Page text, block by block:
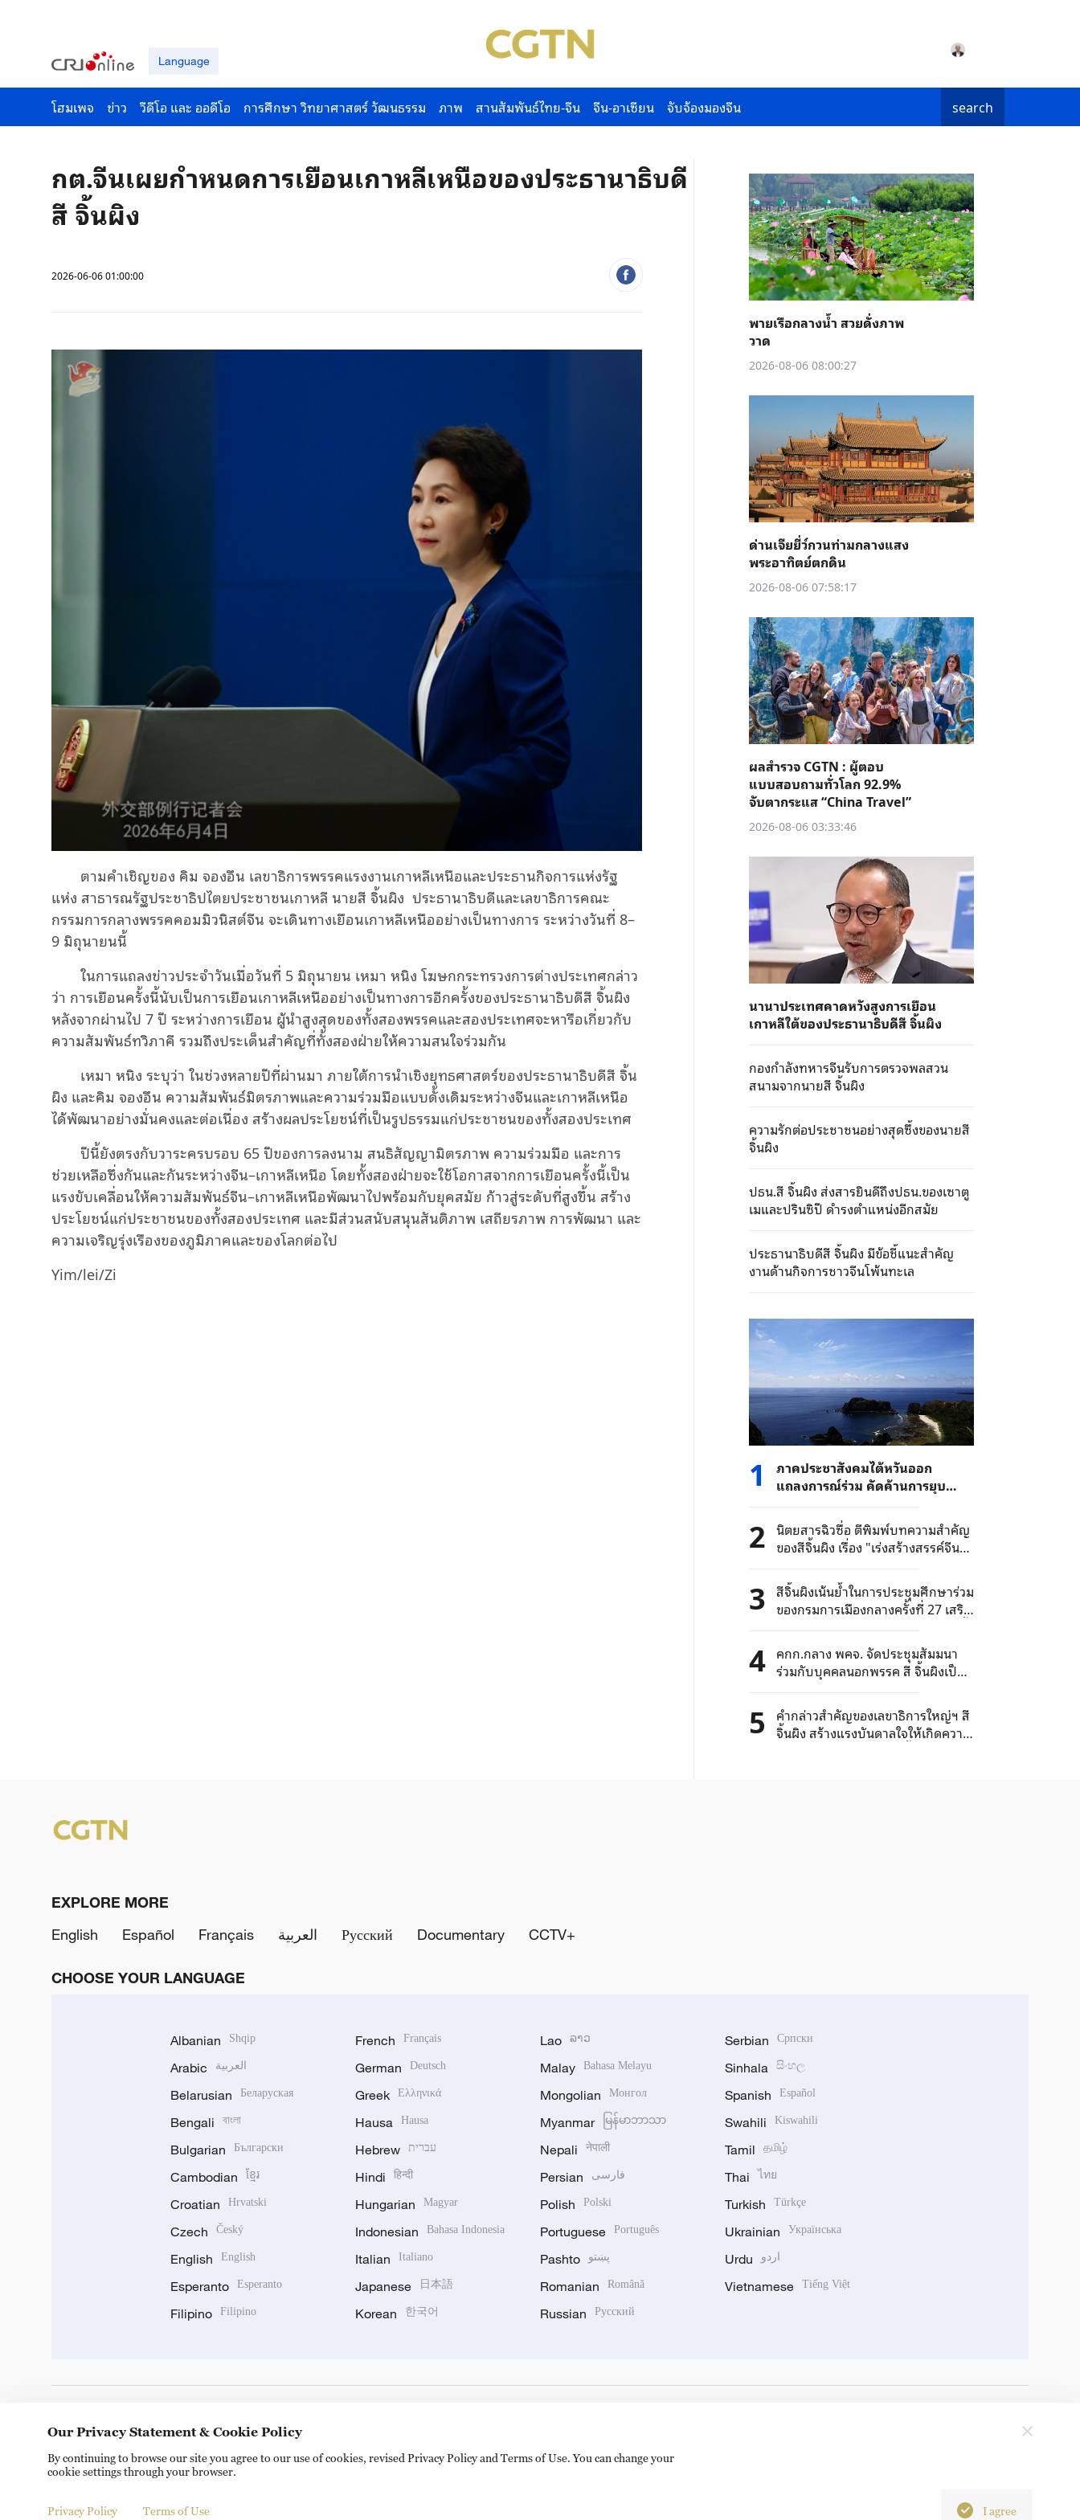
Language
โฮมเพจ ข่าว วีดีโอ และ ออดีโอ การศึกษา วิทยาศาสตร์ วัฒนธรรม ภาพ สานสัมพันธ์ไทย-จีน จีน-อาเซียน จับจ้องมองจีน search
กต.จีนเผยกำหนดการเยือนเกาหลีเหนือของประธานาธิบดี
สี จิ้นผิง
2026-06-06 01:00:00
ตามคำเชิญของ คิม จองอึน เลขาธิการพรรคแรงงานเกาหลีเหนือและประธานกิจการแห่งรัฐ
แห่ง สาธารณรัฐประชาธิปไตยประชาชนเกาหลี นายสี จิ้นผิง ประธานาธิบดีและเลขาธิการคณะ
กรรมการกลางพรรคคอมมิวนิสต์จีน จะเดินทางเยือนเกาหลีเหนืออย่างเป็นทางการ ระหว่างวันที่ 8–
9 มิถุนายนนี้
ในการแถลงข่าวประจำวันเมื่อวันที่ 5 มิถุนายน เหมา หนิง โฆษกกระทรวงการต่างประเทศกล่าว
ว่า การเยือนครั้งนี้นับเป็นการเยือนเกาหลีเหนืออย่างเป็นทางการอีกครั้งของประธานาธิบดีสี จิ้นผิง
หลังจากผ่านไป 7 ปี ระหว่างการเยือน ผู้นำสูงสุดของทั้งสองพรรคและสองประเทศจะหารือเกี่ยวกับ
ความสัมพันธ์ทวิภาคี รวมถึงประเด็นสำคัญที่ทั้งสองฝ่ายให้ความสนใจร่วมกัน
เหมา หนิง ระบุว่า ในช่วงหลายปีที่ผ่านมา ภายใต้การนำเชิงยุทธศาสตร์ของประธานาธิบดีสี จิ้น
ผิง และคิม จองอึน ความสัมพันธ์มิตรภาพและความร่วมมือแบบดั้งเดิมระหว่างจีนและเกาหลีเหนือ
ได้พัฒนาอย่างมั่นคงและต่อเนื่อง สร้างผลประโยชน์ที่เป็นรูปธรรมแก่ประชาชนของทั้งสองประเทศ
ปีนี้ยังตรงกับวาระครบรอบ 65 ปีของการลงนาม สนธิสัญญามิตรภาพ ความร่วมมือ และการ
ช่วยเหลือซึ่งกันและกันระหว่างจีน–เกาหลีเหนือ โดยทั้งสองฝ่ายจะใช้โอกาสจากการเยือนครั้งนี้เป็น
แรงขับเคลื่อนให้ความสัมพันธ์จีน–เกาหลีเหนือพัฒนาไปพร้อมกับยุคสมัย ก้าวสู่ระดับที่สูงขึ้น สร้าง
ประโยชน์แก่ประชาชนของทั้งสองประเทศ และมีส่วนสนับสนุนสันติภาพ เสถียรภาพ การพัฒนา และ
ความเจริญรุ่งเรืองของภูมิภาคและของโลกต่อไป
Yim/lei/Zi
พายเรือกลางน้ำ สวยดั่งภาพ
วาด
2026-08-06 08:00:27
ด่านเจียยี่ว์กวนท่ามกลางแสง
พระอาทิตย์ตกดิน
2026-08-06 07:58:17
ผลสำรวจ CGTN : ผู้ตอบ
แบบสอบถามทั่วโลก 92.9%
จับตากระแส “China Travel”
2026-08-06 03:33:46
นานาประเทศคาดหวังสูงการเยือน
เกาหลีใต้ของประธานาธิบดีสี จิ้นผิง
กองกำลังทหารจีนรับการตรวจพลสวน
สนามจากนายสี จิ้นผิง
ความรักต่อประชาชนอย่างสุดซึ้งของนายสี
จิ้นผิง
ปธน.สี จิ้นผิง ส่งสารยินดีถึงปธน.ของเซาตู
เมและปรินซิปี ดำรงตำแหน่งอีกสมัย
ประธานาธิบดีสี จิ้นผิง มีข้อชี้แนะสำคัญ
งานด้านกิจการชาวจีนโพ้นทะเล
1
ภาคประชาสังคมไต้หวันออก
แถลงการณ์ร่วม คัดค้านการยุบ
พรรคฯ ที่สนับสนุนการรวมชาติ
2 นิตยสารฉิวซื่อ ตีพิมพ์บทความสำคัญ
ของสีจิ้นผิง เรื่อง "เร่งสร้างสรรค์จีนที่
มีสุขภาพดี"
3 สีจิ้นผิงเน้นย้ำในการประชุมศึกษาร่วม
ของกรมการเมืองกลางครั้งที่ 27 เสริม
สร้างการพัฒนาเชิงนวัตกรรมให้ลึกซึ้ง
ยิ่งขึ้น ปรับปรุงกองทัพให้ทันสมัย
4 คกก.กลาง พคจ. จัดประชุมสัมมนา
ร่วมกับบุคคลนอกพรรค สี จิ้นผิงเป็น
ประธานการประชุมและกล่าว
สุนทรพจน์
5
คำกล่าวสำคัญของเลขาธิการใหญ่ฯ สี
จิ้นผิง สร้างแรงบันดาลใจให้เกิดความ
EXPLORE MORE
English
Español Français العربية Русский Documentary CCTV+
CHOOSE YOUR LANGUAGE
Albanian Shqip
Arabic العربية
Belarusian Беларуская
Bengali বাংলা
Bulgarian Български
Cambodian ខ្មែរ
Croatian Hrvatski
Czech Český
English English
Esperanto Esperanto
Filipino Filipino
French Français
German Deutsch
Greek Ελληνικά
Hausa Hausa
Hebrew עברית
Hindi हिन्दी
Hungarian Magyar
Indonesian Bahasa Indonesia
Italian Italiano
Japanese 日本語
Korean 한국어
Lao ລາວ
Malay Bahasa Melayu
Mongolian Монгол
Myanmar မြန်မာဘာသာ
Nepali नेपाली
Persian فارسی
Polish Polski
Portuguese Português
Pashto پښتو
Romanian Română
Russian Русский
Serbian Српски
Sinhala සිංහල
Spanish Español
Swahili Kiswahili
Tamil தமிழ்
Thai ไทย
Turkish Türkçe
Ukrainian Українська
Urdu اردو
Vietnamese Tiếng Việt
© China Radio International.CRI. All Rights Reserved. 16A Shijingshan Road, Beijing, China. 100040
Our Privacy Statement & Cookie Policy
By continuing to browse our site you agree to our use of cookies, revised Privacy Policy and Terms of Use. You can change your
cookie settings through your browser.
Privacy Policy Terms of Use I agree